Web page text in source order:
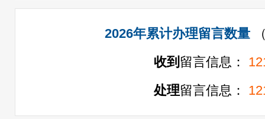
2026年累计办理留言数量
收到 留言信息：
处理留言信息：